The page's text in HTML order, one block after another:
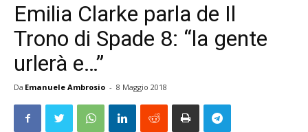
Emilia Clarke parla de Il
Trono di Spade 8: “la gente
urlerà e…”
Da Emanuele Ambrosio - 8 Maggio 2018